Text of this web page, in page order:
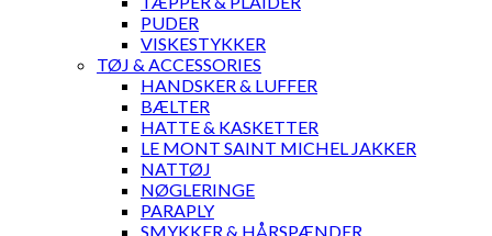
PUDER
VISKESTYKKER
TØJ & ACCESSORIES
HANDSKER & LUFFER
BÆLTER
HATTE & KASKETTER
LE MONT SAINT MICHEL JAKKER
NATTØJ
NØGLERINGE
PARAPLY
SMYKKER & HÅRSPÆNDER